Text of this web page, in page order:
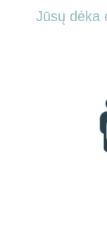
Jūsų dėka